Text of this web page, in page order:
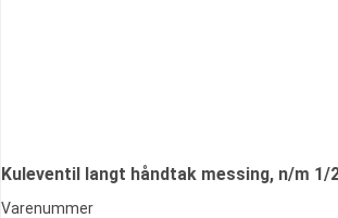
Kuleventil langt håndtak messing, n/m 1/
Varenummer